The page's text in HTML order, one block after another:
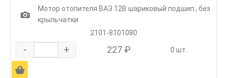
1
Мотор отопителя ВАЗ 12В шариковый подшип., без
крыльчатки
2101-8101080
- + 227 ₽ 0 шт.
Ä